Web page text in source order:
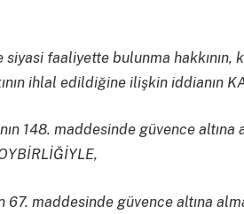
siyasi faaliyette bulunma hakkının,
ihlal edildiğine ilişkin iddianın
148. maddesinde güvence altına
67. maddesinde güvence altına